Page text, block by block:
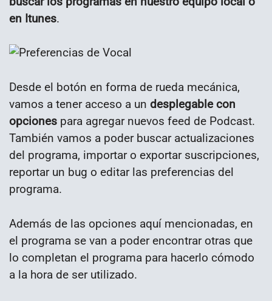
en Itunes.
Desde el botón en forma de rueda mecánica,
vamos a tener acceso a un desplegable con
opciones para agregar nuevos feed de Podcast.
También vamos a poder buscar actualizaciones
del programa, importar o exportar suscripciones,
reportar un bug o editar las preferencias del
programa.
Además de las opciones aquí mencionadas, en
el programa se van a poder encontrar otras que
lo completan el programa para hacerlo cómodo
a la hora de ser utilizado.